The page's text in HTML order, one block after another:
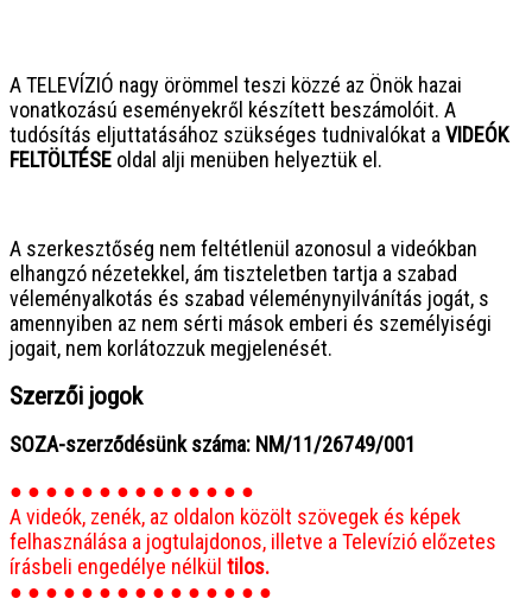
A TELEVÍZIÓ nagy örömmel teszi közzé az Önök hazai
vonatkozású eseményekről készített beszámolóit. A
tudósítás eljuttatásához szükséges tudnivalókat a VIDEÓK
FELTÖLTÉSE oldal alji menüben helyeztük el.
A szerkesztőség nem feltétlenül azonosul a videókban
elhangzó nézetekkel, ám tiszteletben tartja a szabad
véleményalkotás és szabad véleménynyilvánítás jogát, s
amennyiben az nem sérti mások emberi és személyiségi
jogait, nem korlátozzuk megjelenését.
Szerzői jogok
SOZA-szerződésünk száma: NM/11/26749/001
● ● ● ● ● ● ● ● ● ● ● ● ● ●
A videók, zenék, az oldalon közölt szövegek és képek
felhasználása a jogtulajdonos, illetve a Televízió előzetes
írásbeli engedélye nélkül tilos.
● ● ● ● ● ● ● ● ● ● ● ● ● ● ●